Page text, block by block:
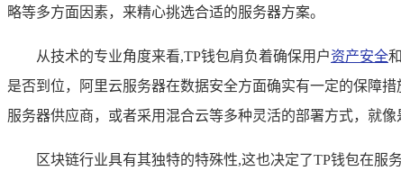
略等多方面因素，来精心挑选合适的服务器方案。
从技术的专业角度来看,TP钱包肩负着确保用户资产安全
是否到位，阿里云服务器在数据安全方面确实有一定的保障
服务器供应商，或者采用混合云等多种灵活的部署方式，就像
区块链行业具有其独特的特殊性,这也决定了TP钱包在